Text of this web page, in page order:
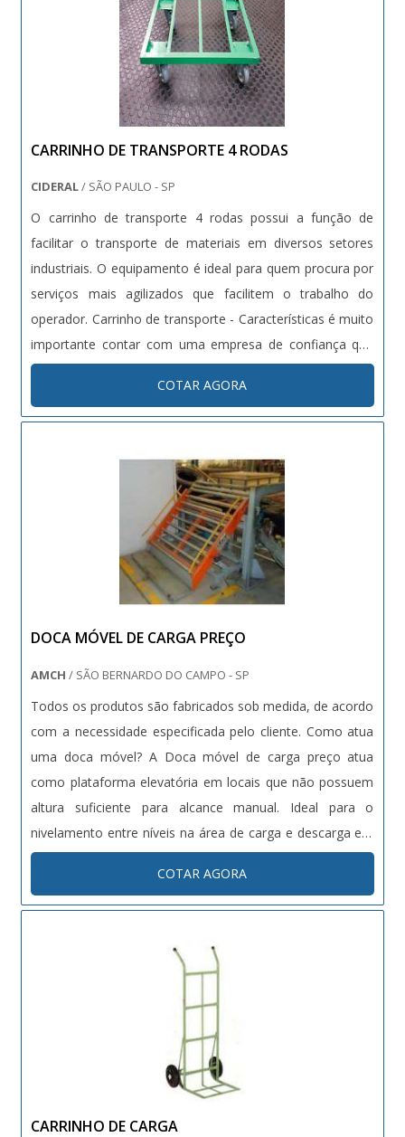
CARRINHO DE TRANSPORTE 4 RODAS
CIDERAL/ SÃO PAULO - SP
O carrinho de transporte 4 rodas possui a função de
facilitar o transporte de materiais em diversos setores
industriais. O equipamento é ideal para quem procura por
serviços mais agilizados que facilitem o trabalho do
operador. Carrinho de transporte - Características é muito
importante contar com uma empresa de confiança que
ofereça os melhores equipamentos para seus clientes.
Além disso, o carrinho de transporte oferece os seguintes
benefíci....
COTAR AGORA
DOCA MÓVEL DE CARGA PREÇO
AMCH / SÃO BERNARDO DO CAMPO - SP
Todos os produtos são fabricados sob medida, de acordo
com a necessidade especificada pelo cliente. Como atua
uma doca móvel? A Doca móvel de carga preço atua
como plataforma elevatória em locais que não possuem
altura suficiente para alcance manual. Ideal para o
nivelamento entre níveis na área de carga e descarga em
armazéns e centro de distribuição, a Doca móvel de carga
facilita a movimentação de caixas, paletes, entre outros.
A Doca móve....
COTAR AGORA
CARRINHO DE CARGA